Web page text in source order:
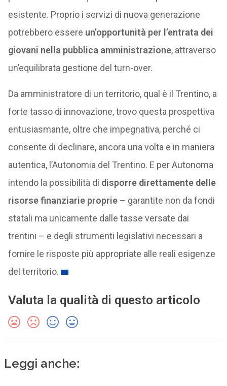
esistente. Proprio i servizi di nuova generazione
potrebbero essere un’opportunità per l’entrata dei
giovani nella pubblica amministrazione, attraverso
un’equilibrata gestione del turn-over.
Da amministratore di un territorio, qual è il Trentino, a
forte tasso di innovazione, trovo questa prospettiva
entusiasmante, oltre che impegnativa, perché ci
consente di declinare, ancora una volta e in maniera
autentica, l’Autonomia del Trentino. E per Autonoma
intendo la possibilità di disporre direttamente delle
risorse finanziarie proprie– garantite non da fondi
statali ma unicamente dalle tasse versate dai
trentini – e degli strumenti legislativi necessari a
fornire le risposte più appropriate alle reali esigenze
del territorio.
Valuta la qualità di questo articolo
Leggi anche: